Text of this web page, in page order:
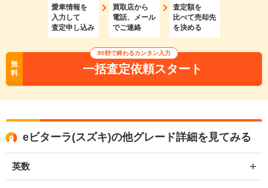
愛車情報を
入力して
査定申し込み
買取店から
電話、メール
でご連絡
査定額を
比べて売却先
を決める
無
料
90秒で終わるカンタン入力
一括査定依頼スタート
eビターラ(スズキ)の他グレード詳細を見てみる
英数